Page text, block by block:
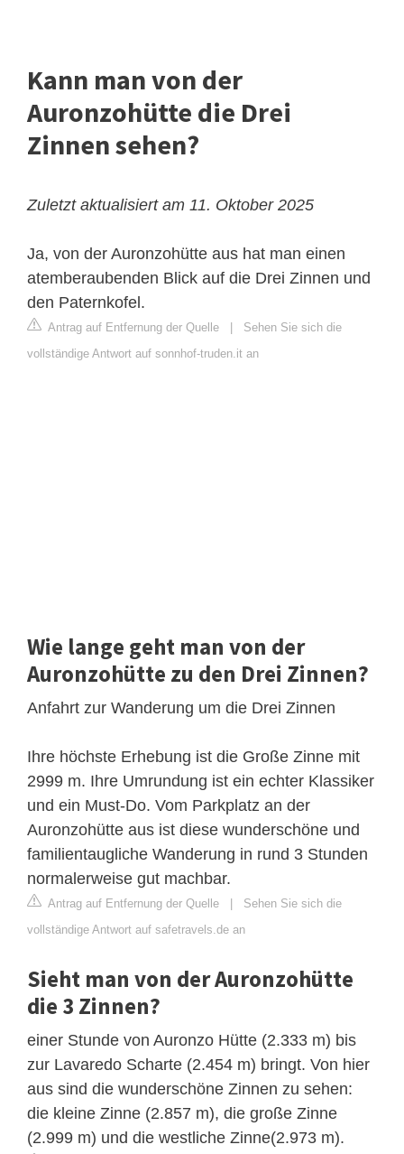
Kann man von der
Auronzohütte die Drei
Zinnen sehen?
Zuletzt aktualisiert am 11. Oktober 2025
Ja, von der Auronzohütte aus hat man einen
atemberaubenden Blick auf die Drei Zinnen und
den Paternkofel.
Antrag auf Entfernung der Quelle
Sehen Sie sich die
vollständige Antwort auf sonnhof-truden.it an
Wie lange geht man von der
Auronzohütte zu den Drei Zinnen?
Anfahrt zur Wanderung um die Drei Zinnen
Ihre höchste Erhebung ist die Große Zinne mit
2999 m. Ihre Umrundung ist ein echter Klassiker
und ein Must-Do. Vom Parkplatz an der
Auronzohütte aus ist diese wunderschöne und
familientaugliche Wanderung in rund 3 Stunden
normalerweise gut machbar.
Antrag auf Entfernung der Quelle
Sehen Sie sich die
vollständige Antwort auf safetravels.de an
Sieht man von der Auronzohütte
die 3 Zinnen?
einer Stunde von Auronzo Hütte (2.333 m) bis
zur Lavaredo Scharte (2.454 m) bringt. Von hier
aus sind die wunderschöne Zinnen zu sehen:
die kleine Zinne (2.857 m), die große Zinne
(2.999 m) und die westliche Zinne(2.973 m).